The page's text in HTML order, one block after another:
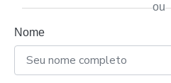
ou
Nome